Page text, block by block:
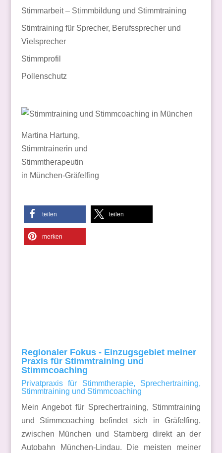
Stimmarbeit – Stimmbildung und Stimmtraining
Stimtraining für Sprecher, Berufssprecher und
Vielsprecher
Stimmprofil
Pollenschutz
Martina Hartung,
Stimmtrainerin und
Stimmtherapeutin
in München-Gräfelfing
teilen teilen
merken
Regionaler Fokus - Einzugsgebiet meiner
Praxis für Stimmtraining und
Stimmcoaching
Privatpraxis für Stimmtherapie, Sprechertraining,
Stimmtraining und Stimmcoaching
Mein Angebot für Sprechertraining, Stimmtraining
und Stimmcoaching befindet sich in Gräfelfing,
zwischen München und Starnberg direkt an der
Autobahn München-Lindau. Die meisten meiner